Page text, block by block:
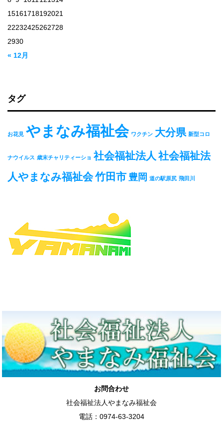
15161718192021
22232425262728
2930
« 12月
タグ
お花見 やまなみ福祉会 ワクチン 大分県 新型コロ
ナウイルス 歳末チャリティーショ 社会福祉法人 社会福祉法
人やまなみ福祉会竹田市 豊岡 道の駅原尻 飛田川
お問合わせ
社会福祉法人やまなみ福祉会
電話：0974-63-3204